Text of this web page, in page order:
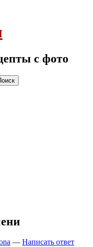
с фото
— Написать ответ